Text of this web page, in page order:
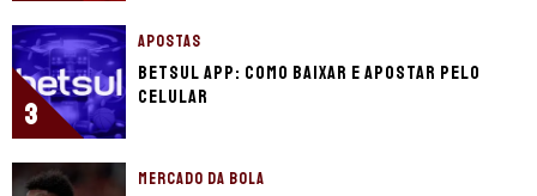
3
APOSTAS
Betsul app: como baixar e apostar pelo
celular
MERCADO DA BOLA